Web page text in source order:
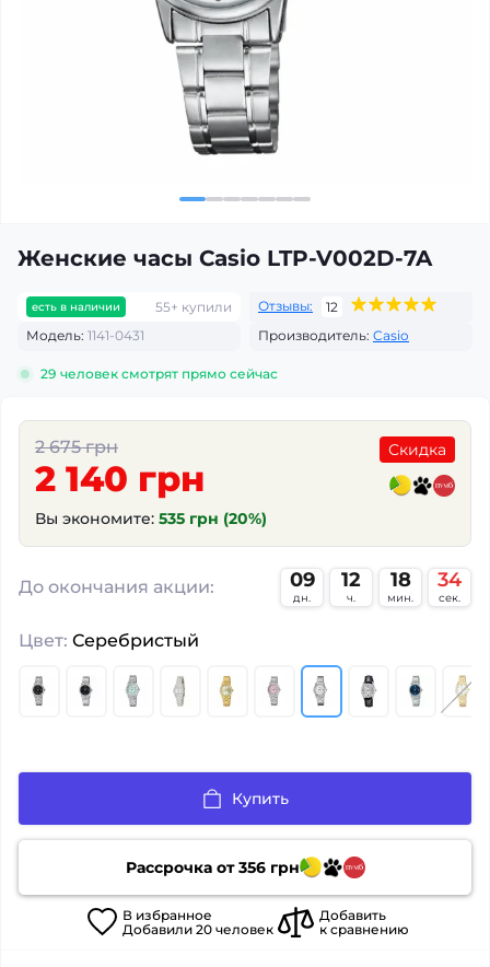
Женские часы Casio LTP-V002D-7A
есть в наличии 55+ купили Отзывы:
12
Модель: 1141-0431 Производитель: Casio
29 человек смотрят прямо сейчас
2 675 грн
2 140 грн
Вы экономите: 535 грн (20%)
Скидка
До окончания акции: 09
дн.
12
ч.
18
мин.
33
сек.
Цвет: Серебристый
Купить
Рассрочка от356грн
В избранное
Добавили 20 человек
Добавить
к сравнению